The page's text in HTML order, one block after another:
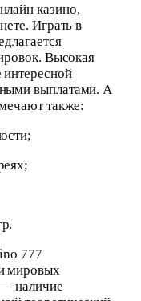
казино,
Играть в
Высокая
интересной
выплатами. А
также:
777
мировых
наличие